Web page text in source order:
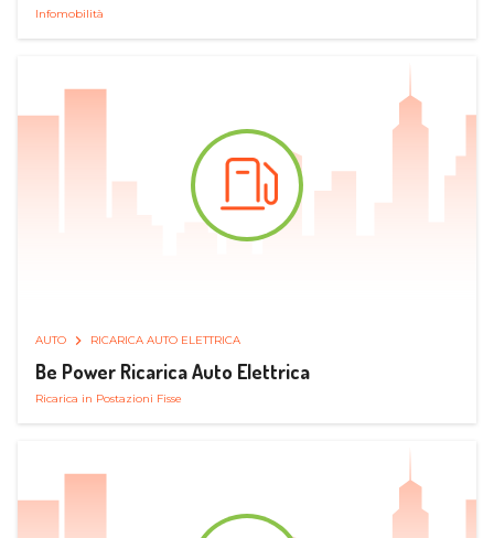
Infomobilità
AUTO RICARICA AUTO ELETTRICA
Be Power Ricarica Auto Elettrica
Ricarica in Postazioni Fisse